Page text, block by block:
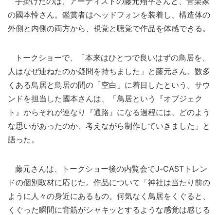
の國本怜さん。鑑賞者はヘッドフォンを装着し、構造体の
外側と内側の両方から、視覚と聴覚で作品を体感できる。
トークショーで、「本来はひとつで良いはずの鳥居を、
人はなぜ連ねたのか疑問を持ちました」と藤元さん。数多
くある鳥居と鳥居の間の「空白」に着目したという。サウ
ンドを担当した國本さんは、「鳥居という『オブジェク
ト』からそれが連なり『通路』になる過程には、どのよう
な思いがあったのか、考えながら制作していきました」と
語った。
藤元さんは、トークショー後の内覧会でJ-CASTトレン
ドの個別取材に応じた。作品について「神社は当たり前の
ように人々の身近にあるもの。何気なく鳥居をくぐると、
くぐった瞬間に背筋がシャキッとするような感覚は感じる